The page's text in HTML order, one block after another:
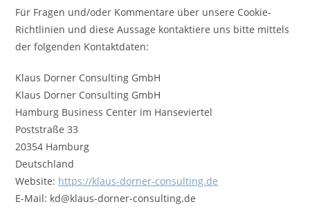
Für Fragen und/oder Kommentare über unsere Cookie-
Richtlinien und diese Aussage kontaktiere uns bitte mittels
der folgenden Kontaktdaten:
Klaus Dorner Consulting GmbH
Klaus Dorner Consulting GmbH
Hamburg Business Center im Hanseviertel
Poststraße 33
20354 Hamburg
Deutschland
Website: https://klaus-dorner-consulting.de
E-Mail: kd@klaus-dorner-consulting.de